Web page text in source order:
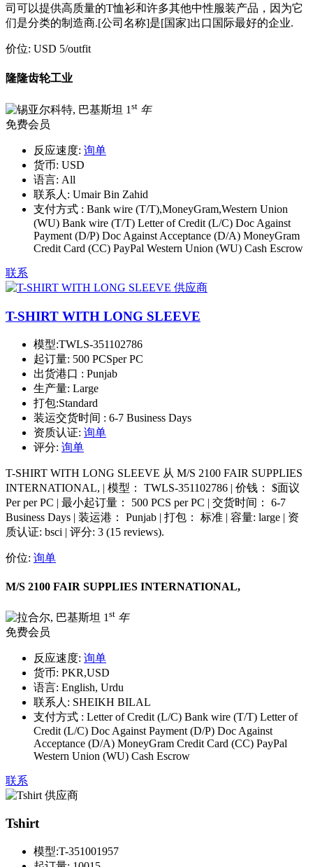
司可以提供高质量的T恤衫和许多其他中性服装产品，因为它
们是分类的制造商.[公司名称]是[国家]出口国际最好的企业.
价位: USD 5/outfit
隆隆齿轮工业
1st 年
免费会员
反应速度: 询单
货币: USD
语言: All
联系人: Umair Bin Zahid
支付方式 : Bank wire (T/T),MoneyGram,Western Union
(WU) Bank wire (T/T) Letter of Credit (L/C) Doc Against
Payment (D/P) Doc Against Acceptance (D/A) MoneyGram
Credit Card (CC) PayPal Western Union (WU) Cash Escrow
联系
T-SHIRT WITH LONG SLEEVE
模型:TWLS-351102786
起订量: 500 PCSper PC
出货港口 : Punjab
生产量: Large
打包:Standard
装运交货时间 : 6-7 Business Days
资质认证: 询单
评分: 询单
T-SHIRT WITH LONG SLEEVE 从 M/S 2100 FAIR SUPPLIES
INTERNATIONAL, | 模型： TWLS-351102786 | 价钱： $面议
Per per PC | 最小起订量： 500 PCS per PC | 交货时间： 6-7
Business Days | 装运港： Punjab | 打包： 标准 | 容量: large | 资
质认证: bsci | 评分: 3 (15 reviews).
价位: 询单
M/S 2100 FAIR SUPPLIES INTERNATIONAL,
1 st 年
免费会员
反应速度: 询单
货币: PKR,USD
语言: English, Urdu
联系人: SHEIKH BILAL
支付方式 : Letter of Credit (L/C) Bank wire (T/T) Letter of
Credit (L/C) Doc Against Payment (D/P) Doc Against
Acceptance (D/A) MoneyGram Credit Card (CC) PayPal
Western Union (WU) Cash Escrow
联系
Tshirt
模型:T-351001957